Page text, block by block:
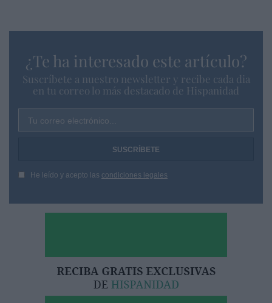
¿Te ha interesado este artículo?
Suscríbete a nuestro newsletter y recibe cada dia
en tu correo lo más destacado de Hispanidad
Tu correo electrónico...
He leído y acepto las condiciones legales